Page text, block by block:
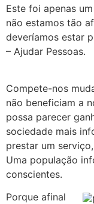
Este foi apenas
não estamos tão
deveríamos estar
– Ajudar Pessoas.
Compete-nos
não beneficiam a
possa parecer
sociedade mais
prestar um
Uma população
conscientes.
Porque afinal